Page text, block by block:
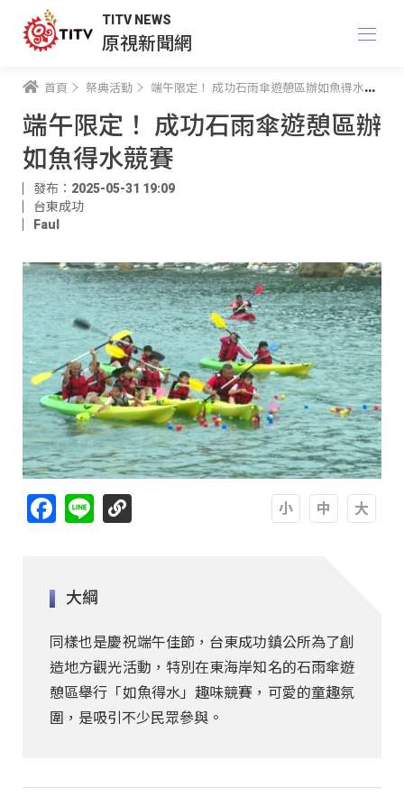
TITV NEWS
原視新聞網
首頁 祭典活動 端午限定！ 成功石雨傘遊憩區辦如魚得水競賽
端午限定！ 成功石雨傘遊憩區辦
如魚得水競賽
發布：2025-05-31 19:09
台東成功
Faul
Facebook
Line
大綱
同樣也是慶祝端午佳節，台東成功鎮公所為了創
造地方觀光活動，特別在東海岸知名的石雨傘遊
憩區舉行「如魚得水」趣味競賽，可愛的童趣氛
圍，是吸引不少民眾參與。